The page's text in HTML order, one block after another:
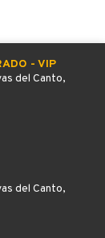
- VIP
del Canto,
del Canto,